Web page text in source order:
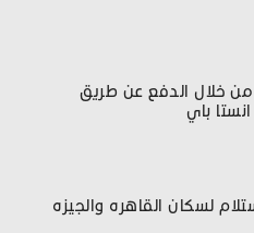
خلال الدفع عن طريق
باي
لسكان القاهره والجيزه